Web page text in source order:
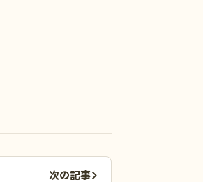
次の記事